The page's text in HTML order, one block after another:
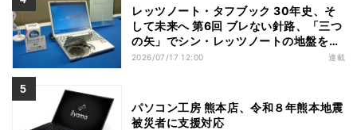
レッツノート・タフブック 30年史、そ
して未来へ 第6回 ブレない針路、「三つ
の矢」でシン・レッツノートの地盤を築
く
2026/07/17 12:00 連載
パソコン工房 熊本店、令和８年熊本地震
被災者に支援対応